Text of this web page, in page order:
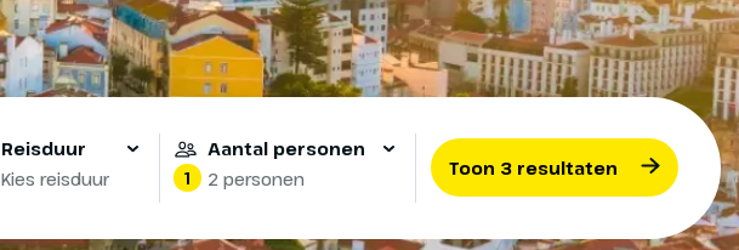
Reisduur
Kies reisduur
Aantal personen
1 2 personen Toon 3 resultaten